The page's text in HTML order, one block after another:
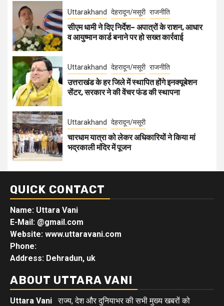
Uttarakhand देहरादून/मसूरी राजनीति
सीएम धामी ने दिए निर्देश– अपात्रों के राशन, आधार
व आयुष्मान कार्ड बनाने पर हो सख्त कार्रवाई
Uttarakhand देहरादून/मसूरी राजनीति
उत्तराखंड के हर जिले में स्थापित होंगे इनक्यूबेशन
सेंटर, सरकार ने की वेंचर फंड की स्थापना
Uttarakhand देहरादून/मसूरी
चारधाम यात्रा को लेकर अधिकारियों ने किया मां
भद्रकाली मंदिर में पूजन
QUICK CONTACT
Name: Uttara Vani
E-Mail: @gmail.com
Website: www.uttaravani.com
Phone:
Address: Dehradun, uk
ABOUT UTTARA VANI
Uttara Vani राज्य, देश और दुनियाभर की सभी मुख्य खबरों को